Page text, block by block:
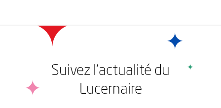
Suivez l'actualité du
Lucernaire